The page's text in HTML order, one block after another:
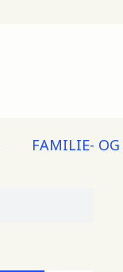
FAMILIE- OG